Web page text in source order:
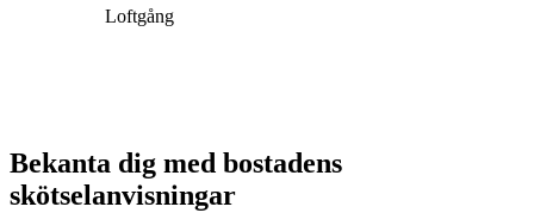
Loftgång
Bekanta dig med bostadens
skötselanvisningar